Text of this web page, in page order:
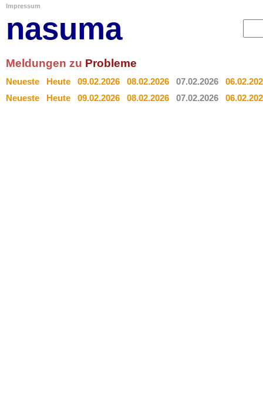
Impressum
nasuma
Meldungen zu Probleme
Neueste Heute 09.02.2026 08.02.2026 07.02.2026
Neueste
Heute 09.02.2026 08.02.2026 07.02.2026